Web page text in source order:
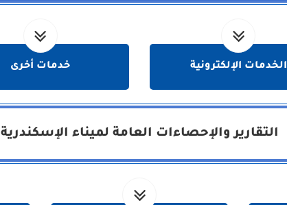
الخدمات الإلكترونية خدمات أخرى
التقارير والإحصاءات العامة لميناء الإسكندرية